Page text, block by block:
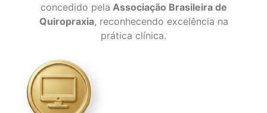
concedido pela Associação Brasileira de
Quiropraxia, reconhecendo excelência na
prática clínica.